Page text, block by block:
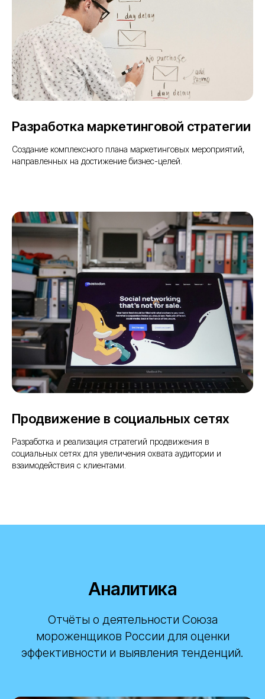
Разработка маркетинговой стратегии
Создание комплексного плана маркетинговых мероприятий,
направленных на достижение бизнес-целей.
Продвижение в социальных сетях
Разработка и реализация стратегий продвижения в
социальных сетях для увеличения охвата аудитории и
взаимодействия с клиентами.
Аналитика
Отчёты о деятельности Союза
мороженщиков России для оценки
эффективности и выявления тенденций.